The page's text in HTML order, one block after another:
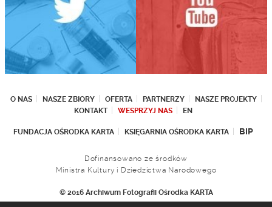
O NAS NASZE ZBIORY OFERTA PARTNERZY
NASZE PROJEKTY
KONTAKT
WESPRZYJ NAS EN
FUNDACJA OŚRODKA KARTA KSIĘGARNIA OŚRODKA KARTA BIP
Dofinansowano ze środków
Ministra Kultury i Dziedzictwa Narodowego
© 2016 Archiwum Fotografii Ośrodka KARTA